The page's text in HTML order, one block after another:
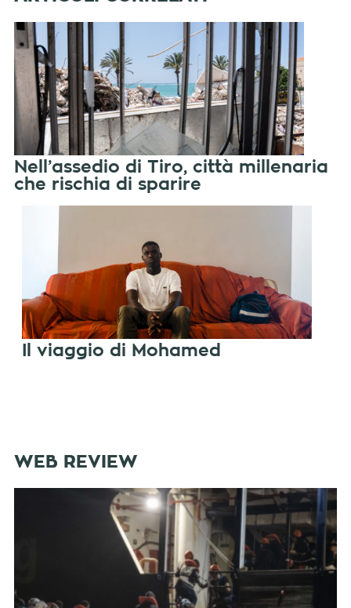
Nell’assedio di Tiro, città millenaria
che rischia di sparire
Il viaggio di Mohamed
WEB REVIEW